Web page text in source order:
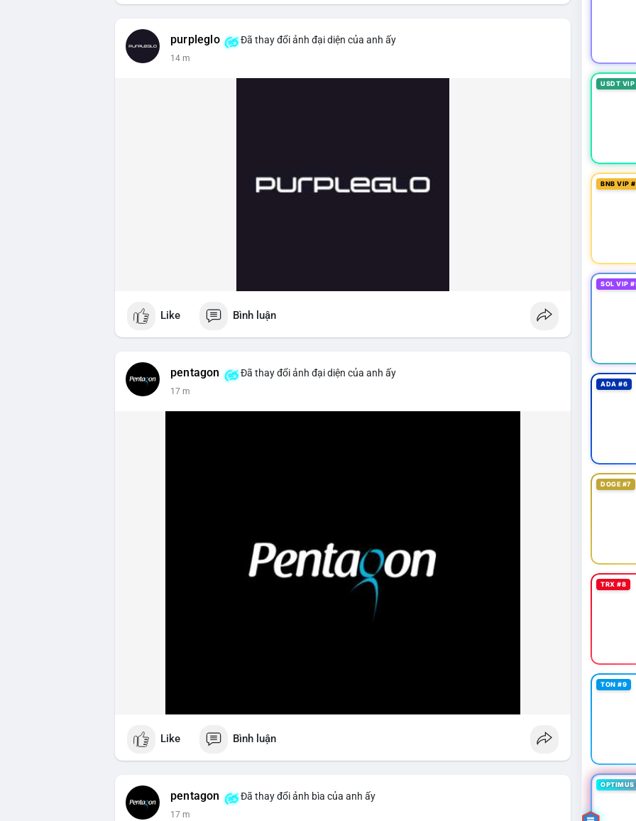
purpleglo Đã thay đổi ảnh đại diện của anh ấy
14 m
Like Bình luận
pentagon Đã thay đổi ảnh đại diện của anh ấy
17 m
Like Bình luận
pentagon Đã thay đổi ảnh bìa của anh ấy
17 m
USDT
BNB VIP
SOL VIP
ADA #6
DOGE #7
TRX #8
TON #9
OPTIMUS